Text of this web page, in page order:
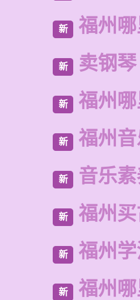
新 福州
新 卖钢琴
新 福州
新 福州
新 音乐
新 福州
新 福州
新 福州